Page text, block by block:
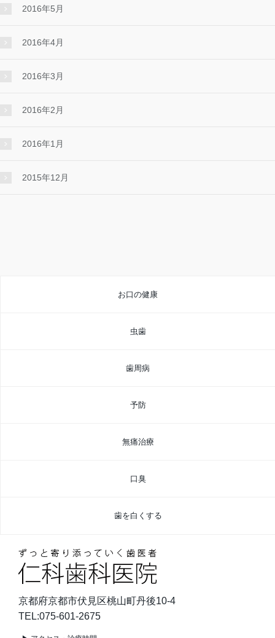
2016年5月
2016年4月
2016年3月
2016年2月
2016年1月
2015年12月
お口の健康
虫歯
歯周病
予防
無痛治療
口臭
歯を白くする
京都府京都市伏見区桃山町丹後10-4
TEL:075-601-2675